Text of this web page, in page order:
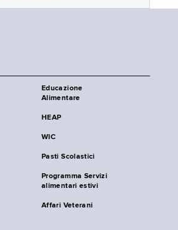
Educazione
Alimentare
HEAP
WIC
Pasti Scolastici
Programma Servizi
alimentari estivi
Affari Veterani